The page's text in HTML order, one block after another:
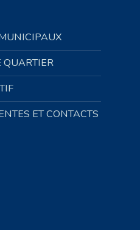
QUARTIER
ET CONTACTS